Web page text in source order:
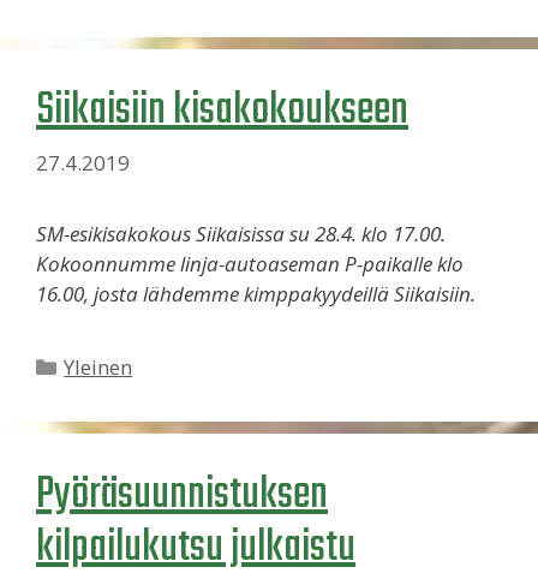
Siikaisiin kisakokoukseen
27.4.2019
SM-esikisakokous Siikaisissa su 28.4. klo 17.00.
Kokoonnumme linja-autoaseman P-paikalle klo
16.00, josta lähdemme kimppakyydeillä Siikaisiin.
Kategoriat
Yleinen
Pyöräsuunnistuksen
kilpailukutsu julkaistu